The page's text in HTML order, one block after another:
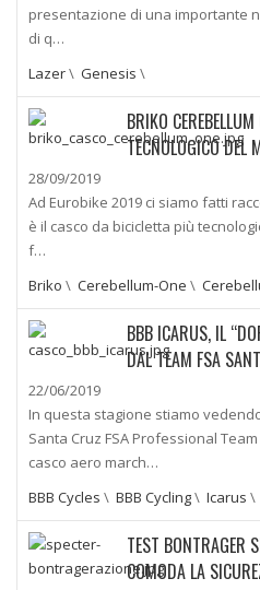
presentazione di una importante
di q…
Lazer\ Genesis \
BRIKO
TECNOLOGICO DEL
28/09/2019
Ad Eurobike 2019 ci siamo fatti
è il casco da bicicletta più
f…
Briko \ Cerebellum-One \
BBB ICARUS, IL
DAL TEAM FSA
22/06/2019
In questa stagione stiamo
Santa Cruz FSA Professional
casco aero march…
BBB Cycles \ BBB Cycling\ Icarus \
TEST BONTRAGER
COMODA LA